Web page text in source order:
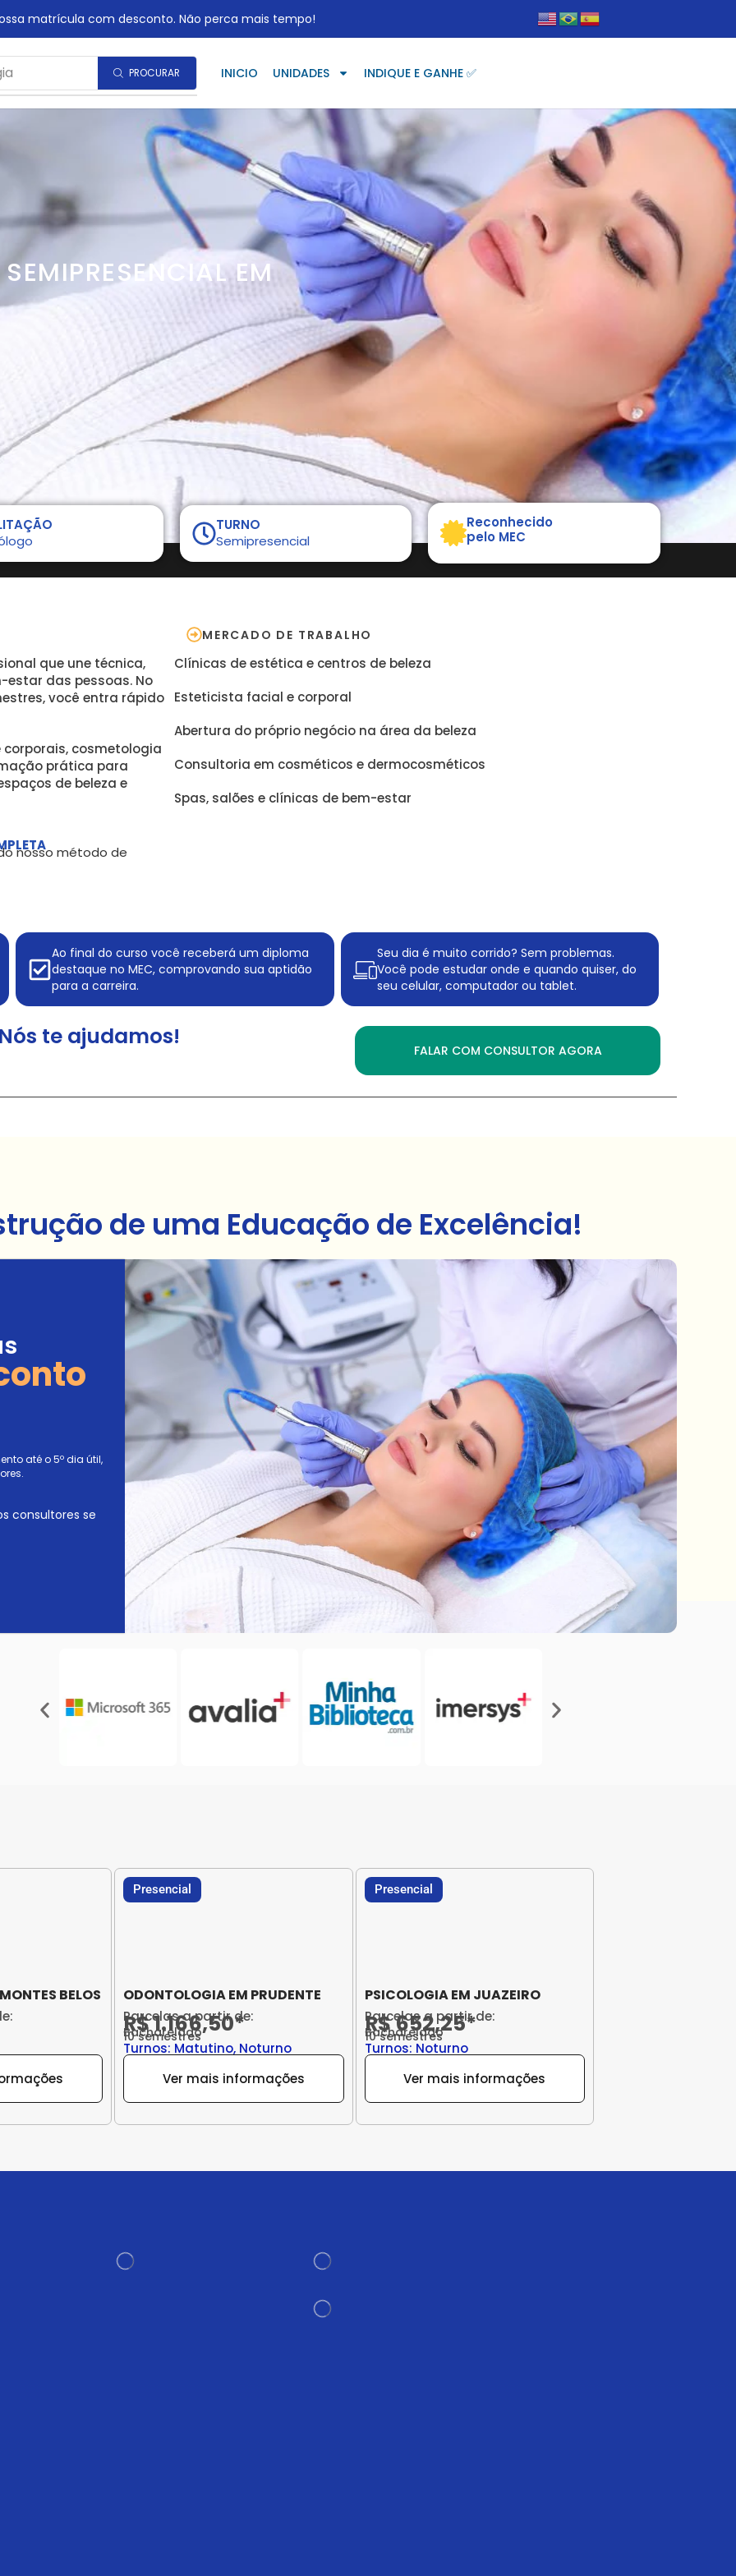
matrícula com desconto. Não perca mais tempo!
PROCURAR INICIO UNIDADES INDIQUE E GANHE ✅
EM
TURNO
Semipresencial
Reconhecido
pelo MEC
que une técnica,
estar das pessoas. No
você entra rápido
cosmetologia
prática para
de beleza e
MERCADO DE TRABALHO
Clínicas de estética e centros de beleza
Esteticista facial e corporal
Abertura do próprio negócio na área da beleza
Consultoria em cosméticos e dermocosméticos
Spas, salões e clínicas de bem-estar
nosso método de
Ao final do curso você receberá um diploma
destaque no MEC, comprovando sua aptidão
para a carreira.
Seu dia é muito corrido? Sem problemas.
Você pode estudar onde e quando quiser, do
seu celular, computador ou tablet.
te ajudamos! FALAR COM CONSULTOR AGORA
de uma Educação de Excelência!
até o 5º dia útil,
consultores se
BELOS
Presencial
ODONTOLOGIA EM PRUDENTE
Parcelas a partir de:
R$ 1.166,50*
Bacharelado
10 semestres
Turnos: Matutino, Noturno
Ver mais informações
Presencial
PSICOLOGIA EM JUAZEIRO
Parcelas a partir de:
R$ 652,25*
Bacharelado
10 semestres
Turnos: Noturno
Ver mais informações